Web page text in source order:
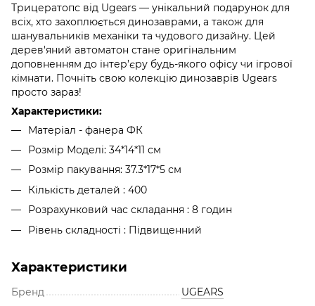
Трицератопс від Ugears — унікальний подарунок для
всіх, хто захоплюється динозаврами, а також для
шанувальників механіки та чудового дизайну. Цей
дерев'яний автоматон стане оригінальним
доповненням до інтер’єру будь-якого офісу чи ігрової
кімнати. Почніть свою колекцію динозаврів Ugears
просто зараз!
Характеристики:
Матеріал - фанера ФК
Розмір Моделі: 34*14*11 см
Розмір пакування: 37.3*17*5 см
Кількість деталей : 400
Розрахунковий час складання : 8 годин
Рівень складності : Підвищенний
Характеристики
Бренд UGEARS